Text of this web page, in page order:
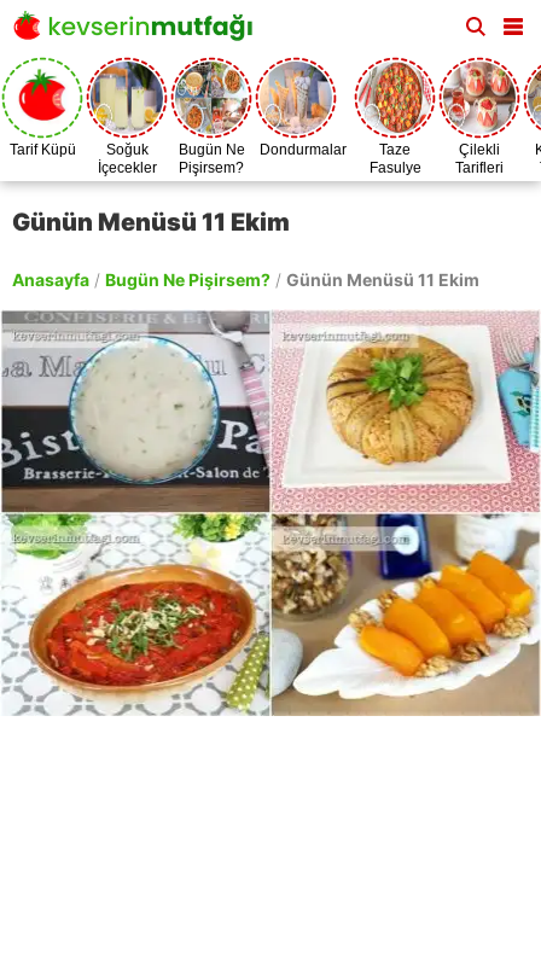
Tarif Küpü
Soğuk
İçecekler
Bugün Ne
Pişirsem?
Dondurmalar
Taze
Fasulye
Zamanı
Çilekli
Tarifleri
Günün Menüsü 11 Ekim
Anasayfa / Bugün Ne Pişirsem? / Günün Menüsü 11 Ekim